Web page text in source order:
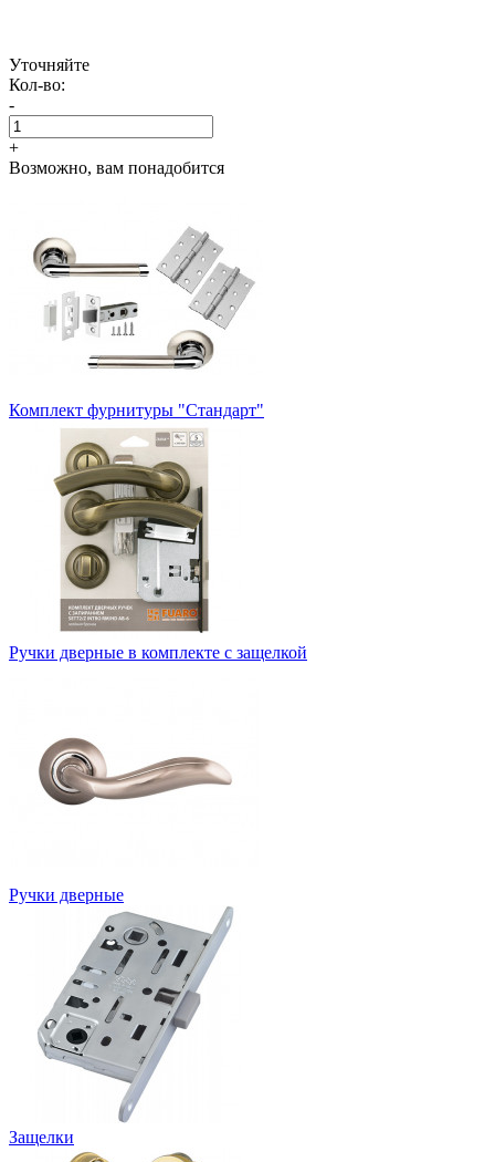
Уточняйте
Кол-во:
-
+
Возможно, вам понадобится
Комплект фурнитуры "Стандарт"
Ручки дверные в комплекте с защелкой
Ручки дверные
Защелки